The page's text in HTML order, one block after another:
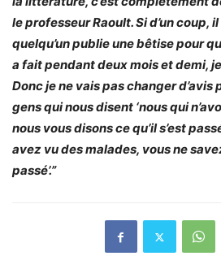
le professeur Raoult. Si d’un coup,
quelqu’un publie une bêtise pour
a fait pendant deux mois et demi,
Donc je ne vais pas changer d’avis
gens qui nous disent ‘nous qui
nous vous disons ce qu’il s’est
avez vu des malades, vous ne
passé’.”